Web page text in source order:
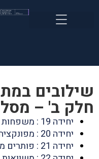
שילובים
חלק ב' –
יחידה 19 : משפחות של פונקציות
יחידה 20 : מפונקציה ריבועית למשוואה ריבועית
יחידה 21 : פותרים משוואות ריבועיות